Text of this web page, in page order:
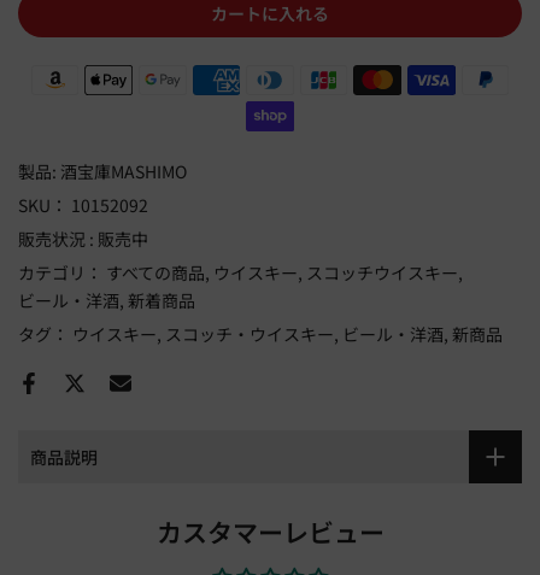
カートに入れる
製品: 酒宝庫MASHIMO
SKU： 10152092
販売状況 : 販売中
カテゴリ： すべての商品 ウイスキー スコッチウイスキー
ビール・洋酒 新着商品
タグ： ウイスキー スコッチ・ウイスキー ビール・洋酒 新商品
商品説明
カスタマーレビュー